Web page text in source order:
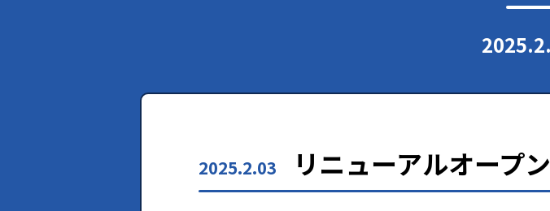
2025.2.03 リニューアルオープ